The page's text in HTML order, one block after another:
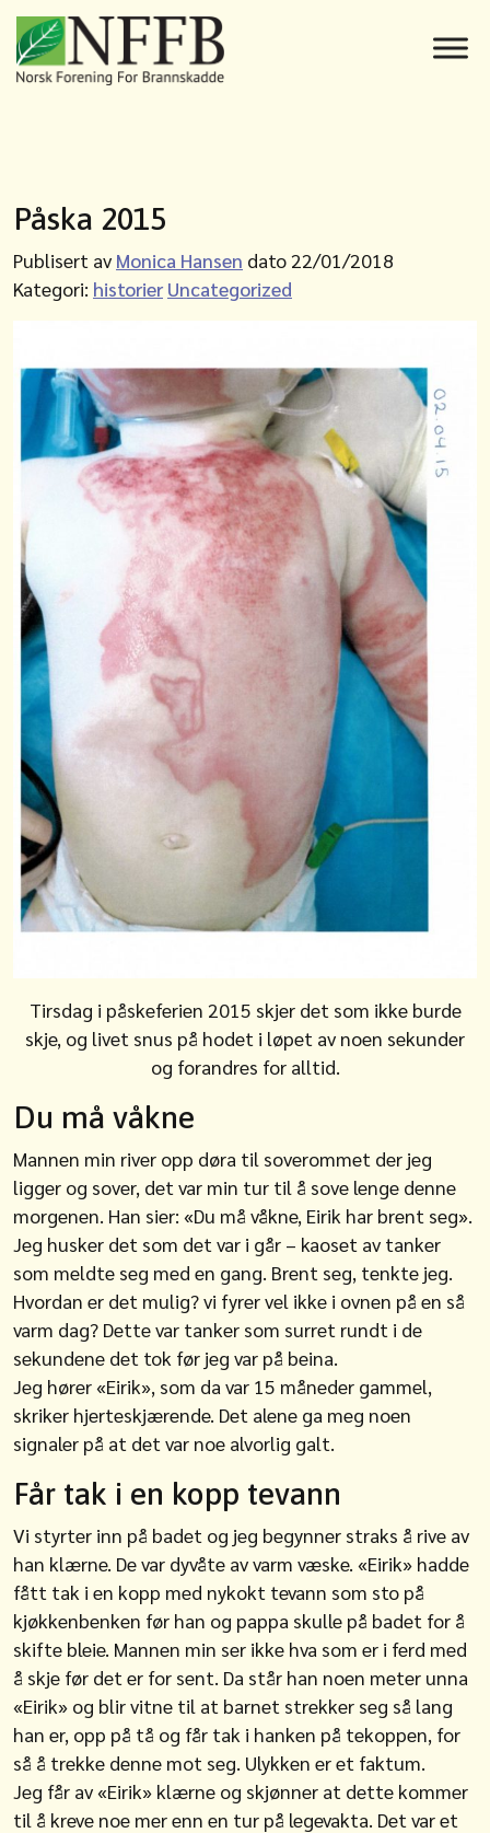
Påska 2015
Publisert av Monica Hansen dato 22/01/2018
Kategori: historier Uncategorized
Tirsdag i påskeferien 2015 skjer det som ikke burde
skje, og livet snus på hodet i løpet av noen sekunder
og forandres for alltid.
Du må våkne
Mannen min river opp døra til soverommet der jeg
ligger og sover, det var min tur til å sove lenge denne
morgenen. Han sier: «Du må våkne, Eirik har brent seg».
Jeg husker det som det var i går – kaoset av tanker
som meldte seg med en gang. Brent seg, tenkte jeg.
Hvordan er det mulig? vi fyrer vel ikke i ovnen på en så
varm dag? Dette var tanker som surret rundt i de
sekundene det tok før jeg var på beina.
Jeg hører «Eirik», som da var 15 måneder gammel,
skriker hjerteskjærende. Det alene ga meg noen
signaler på at det var noe alvorlig galt.
Får tak i en kopp tevann
Vi styrter inn på badet og jeg begynner straks å rive av
han klærne. De var dyvåte av varm væske. «Eirik» hadde
fått tak i en kopp med nykokt tevann som sto på
kjøkkenbenken før han og pappa skulle på badet for å
skifte bleie. Mannen min ser ikke hva som er i ferd med
å skje før det er for sent. Da står han noen meter unna
«Eirik» og blir vitne til at barnet strekker seg så lang
han er, opp på tå og får tak i hanken på tekoppen, for
så å trekke denne mot seg. Ulykken er et faktum.
Jeg får av «Eirik» klærne og skjønner at dette kommer
til å kreve noe mer enn en tur på legevakta. Det var et